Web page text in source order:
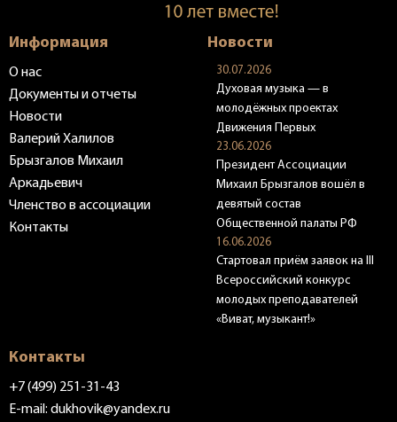
Информация
О нас
Документы и отчеты
Новости
Валерий Халилов
Брызгалов Михаил
Аркадьевич
Членство в ассоциации
Контакты
Новости
30.07.2026
Духовая музыка — в
молодёжных проектах
Движения Первых
23.06.2026
Президент Ассоциации
Михаил Брызгалов вошёл в
девятый состав
Общественной палаты РФ
16.06.2026
Стартовал приём заявок на III
Всероссийский конкурс
молодых преподавателей
«Виват, музыкант!»
Контакты
+7 (499) 251-31-43
E-mail: dukhovik@yandex.ru